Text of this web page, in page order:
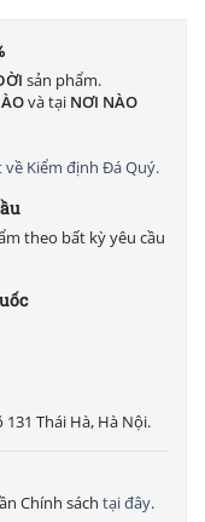
sản phẩm.
và tại NƠI NÀO
Kiểm định Đá Quý.
theo bất kỳ yêu cầu
131 Thái Hà, Hà Nội.
Chính sách tại đây.